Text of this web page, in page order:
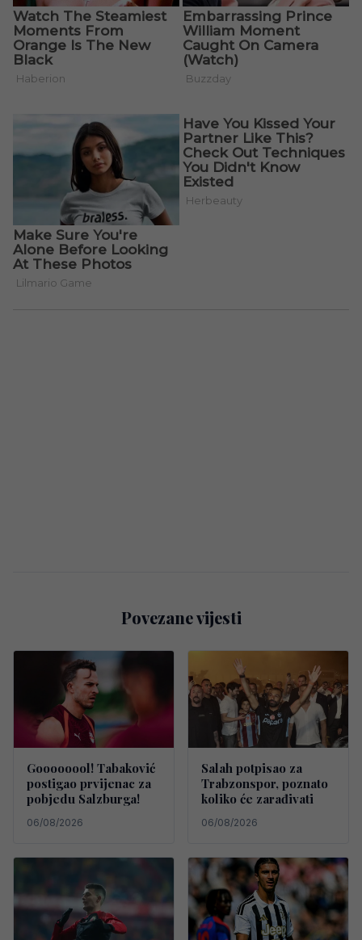
Povezane vijesti
Goooooool! Tabaković
postigao prvijenac za
pobjedu Salzburga!
06/08/2026
Salah potpisao za
Trabzonspor, poznato
koliko će zarađivati
06/08/2026